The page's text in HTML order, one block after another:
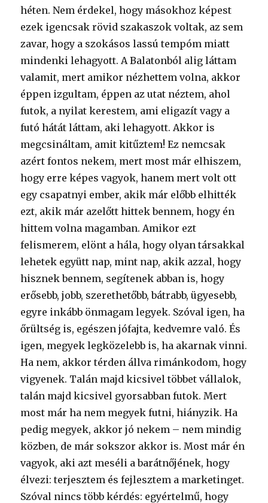
héten. Nem érdekel, hogy másokhoz képest
ezek igencsak rövid szakaszok voltak, az sem
zavar, hogy a szokásos lassú tempóm miatt
mindenki lehagyott. A Balatonból alig láttam
valamit, mert amikor nézhettem volna, akkor
éppen izgultam, éppen az utat néztem, ahol
futok, a nyilat kerestem, ami eligazít vagy a
futó hátát láttam, aki lehagyott. Akkor is
megcsináltam, amit kitűztem! Ez nemcsak
azért fontos nekem, mert most már elhiszem,
hogy erre képes vagyok, hanem mert volt ott
egy csapatnyi ember, akik már előbb elhitték
ezt, akik már azelőtt hittek bennem, hogy én
hittem volna magamban. Amikor ezt
felismerem, elönt a hála, hogy olyan társakkal
lehetek együtt nap, mint nap, akik azzal, hogy
hisznek bennem, segítenek abban is, hogy
erősebb, jobb, szerethetőbb, bátrabb, ügyesebb,
egyre inkább önmagam legyek. Szóval igen, ha
őrültség is, egészen jófajta, kedvemre való. És
igen, megyek legközelebb is, ha akarnak vinni.
Ha nem, akkor térden állva rimánkodom, hogy
vigyenek. Talán majd kicsivel többet vállalok,
talán majd kicsivel gyorsabban futok. Mert
most már ha nem megyek futni, hiányzik. Ha
pedig megyek, akkor jó nekem – nem mindig
közben, de már sokszor akkor is. Most már én
vagyok, aki azt meséli a barátnőjének, hogy
élvezi: terjesztem és fejlesztem a marketinget.
Szóval nincs több kérdés: egyértelmű, hogy